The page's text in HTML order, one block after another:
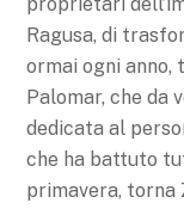
Ragusa, di
ormai ogni
Palomar, che da
dedicata al
che ha battuto
primavera, torna